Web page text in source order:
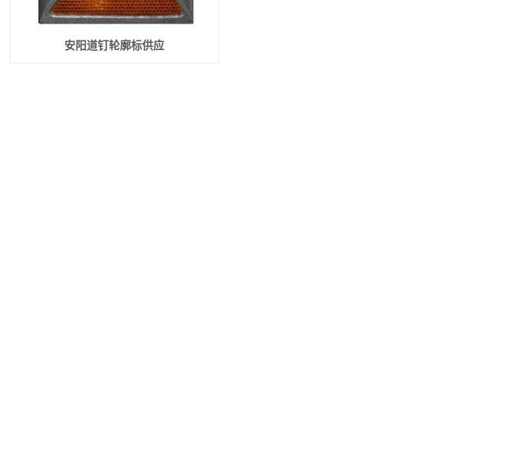
安阳道钉轮廓标供应